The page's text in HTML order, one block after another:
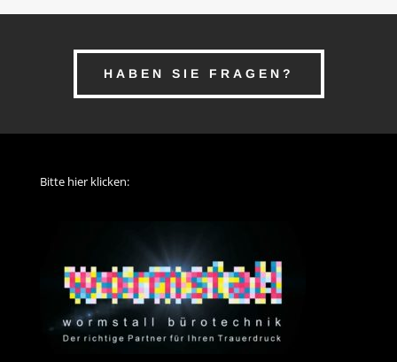
HABEN SIE FRAGEN?
Bitte hier klicken: